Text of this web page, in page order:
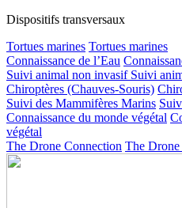
Dispositifs transversaux
Tortues marines Tortues marines
Connaissance de l’Eau
Suivi animal non invasif Suivi
Chiroptères (Chauves-Souris)
Suivi des Mammifères Marins
Connaissance du monde végétal
végétal
The Drone Connection The